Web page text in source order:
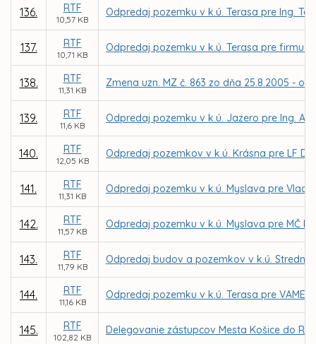
136. RTF
10,57 KB
Odpredaj pozemku v k.ú. Terasa pre Ing.
137. RTF
10,71 KB
Odpredaj pozemku v k.ú. Terasa pre firmu
138. RTF
11,31 KB
Zmena uzn. MZ č. 863 zo dňa 25.8.2005 -
139. RTF
11,6 KB
Odpredaj pozemku v k.ú. Jazero pre Ing.
140. RTF
12,05 KB
Odpredaj pozemkov v k.ú. Krásna pre LF
141. RTF
11,31 KB
Odpredaj pozemku v k.ú. Myslava pre
142. RTF
11,57 KB
Odpredaj pozemku v k.ú. Myslava pre MČ
143. RTF
11,79 KB
Odpredaj budov a pozemkov v k.ú. Stredné
144. RTF
11,16 KB
Odpredaj pozemku v k.ú. Terasa pre VAMEX,
145. RTF
102,82 KB
Delegovanie zástupcov Mesta Košice do